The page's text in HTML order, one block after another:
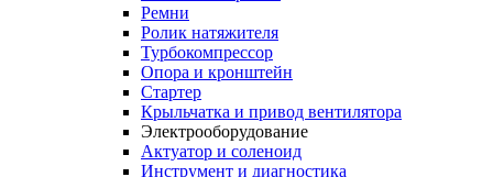
Ремни
Ролик натяжителя
Турбокомпрессор
Опора и кронштейн
Стартер
Крыльчатка и привод вентилятора
Электрооборудование
Актуатор и соленоид
Инструмент и диагностика